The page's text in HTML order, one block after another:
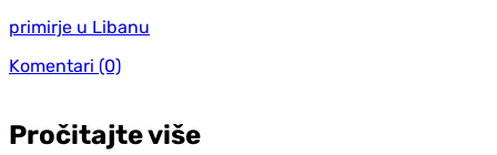
primirje u Libanu
Komentari (0)
Pročitajte više